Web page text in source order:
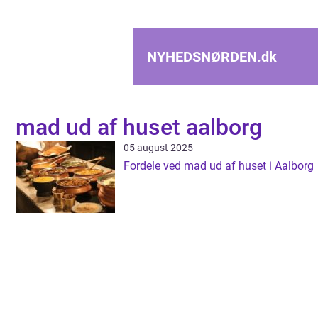
NYHEDSNØRDEN.dk
mad ud af huset aalborg
05 august 2025
Fordele ved mad ud af huset i Aalborg